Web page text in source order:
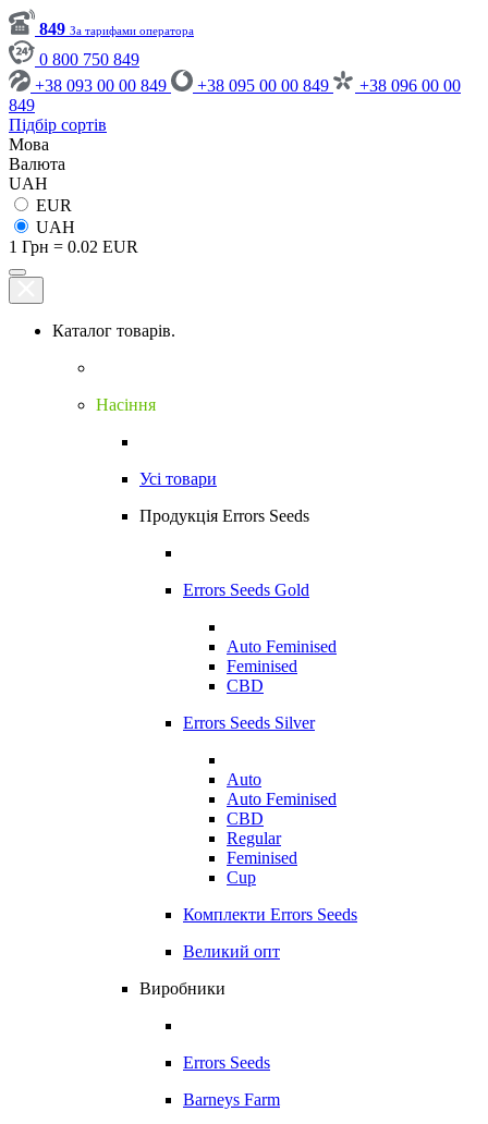
849 За тарифами оператора
0 800 750 849
+38 093 00 00 849
+38 095 00 00 849
+38 096 00 00
849
Підбір сортів
Мова
Валюта
UAH
EUR
UAH
1 Грн = 0.02 EUR
Каталог товарів.
Насіння
Усі товари
Продукція Errors Seeds
Errors Seeds Gold
Auto Feminised
Feminised
CBD
Errors Seeds Silver
Auto
Auto Feminised
CBD
Regular
Feminised
Cup
Комплекти Errors Seeds
Великий опт
Виробники
Errors Seeds
Barneys Farm